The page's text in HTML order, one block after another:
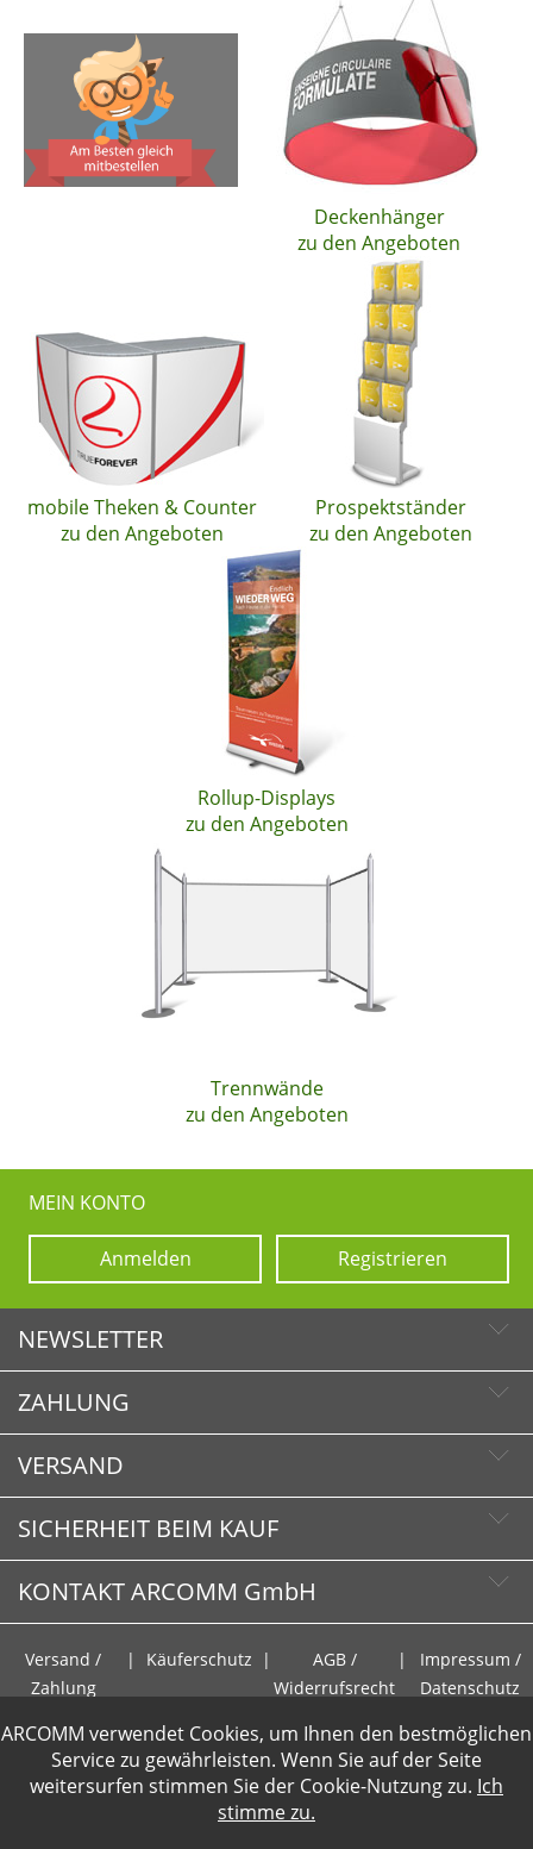
ARCOMM verwendet Cookies, um Ihnen den bestmöglichen
Service zu gewährleisten. Wenn Sie auf der Seite
weitersurfen stimmen Sie der Cookie-Nutzungzu. Ich
stimme zu.
Deckenhänger
zu den Angeboten
mobile Theken & Counter
zu den Angeboten
Prospektständer
zu den Angeboten
Rollup-Displays
zu den Angeboten
Trennwände
zu den Angeboten
MEIN KONTO
Registrieren
Anmelden
NEWSLETTER
Newsletter abonnieren
Newsletter abbestellen
ZAHLUNG
VERSAND
SICHERHEIT BEIM KAUF
Schnelle Lieferzeiten
Käuferschutz
Sichere Zahlung mit SSL-Verschlüsselung
PCI DSS geprüft
perfekter Schutz gegen kriminelle Angriffe
KONTAKT ARCOMM GmbH
HOTLINE
E-Mail
info@display-fachmarkt.de
Versand /
Zahlung
| Käuferschutz |
AGB /
Widerrufsrecht
|
Impressum /
Datenschutz
Verkauf nur an Unternehmen und öffentliche
Einrichtungen. Preisangaben zzgl.MwSt und zzgl.Service- und
Versandkosten